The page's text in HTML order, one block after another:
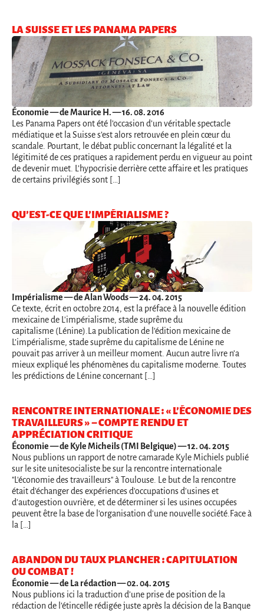
LA SUISSE ET LES PANAMA PAPERS
Économie— de Maurice H. — 16. 08. 2016
Les Panama Papers ont été l’occasion d’un véritable spectacle
médiatique et la Suisse s’est alors retrouvée en plein cœur du
scandale. Pourtant, le débat public concernant la légalité et la
légitimité de ces pratiques a rapidement perdu en vigueur au point
de devenir muet. L’hypocrisie derrière cette affaire et les pratiques
de certains privilégiés sont […]
QU’EST-CE QUE L’IMPÉRIALISME ?
Impérialisme— de Alan Woods — 24. 04. 2015
Ce texte, écrit en octobre 2014, est la préface à la nouvelle édition
mexicaine de L'impérialisme, stade suprême du
capitalisme (Lénine).La publication de l’édition mexicaine de
L’impérialisme, stade suprême du capitalisme de Lénine ne
pouvait pas arriver à un meilleur moment. Aucun autre livre n’a
mieux expliqué les phénomènes du capitalisme moderne. Toutes
les prédictions de Lénine concernant […]
RENCONTRE INTERNATIONALE : « L’ÉCONOMIE DES
TRAVAILLEURS » – COMPTE RENDU ET
APPRÉCIATION CRITIQUE
Économie— de Kyle Micheils (TMI Belgique) — 12. 04. 2015
Nous publions un rapport de notre camarade Kyle Michiels publié
sur le site unitesocialiste.be sur la rencontre internationale
"L'économie des travailleurs" à Toulouse. Le but de la rencontre
était d'échanger des expériences d'occupations d'usines et
d'autogestion ouvrière, et de déterminer si les usines occupées
peuvent être la base de l'organisation d'une nouvelle société.Face à
la […]
ABANDON DU TAUX PLANCHER : CAPITULATION
OU COMBAT !
Économie— de La rédaction — 02. 04. 2015
Nous publions ici la traduction d’une prise de position de la
rédaction de l’étincelle rédigée juste après la décision de la Banque